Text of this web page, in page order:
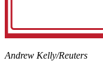
Andrew Kelly/Reuters